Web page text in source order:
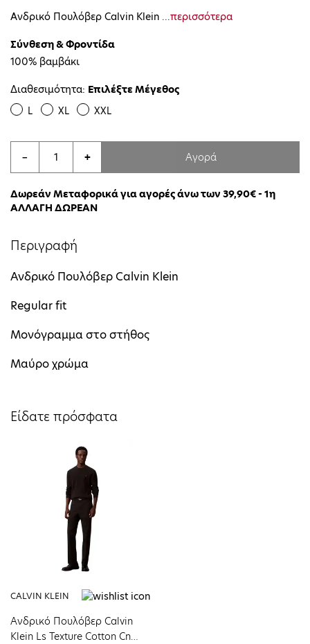
Ανδρικό Πουλόβερ Calvin Klein ...περισσότερα
Σύνθεση & Φροντίδα
100% βαμβάκι
Διαθεσιμότητα: Επιλέξτε Μέγεθος
L XL XXL
− + Αγορά
Δωρεάν Μεταφορικά για αγορές άνω των 39,90€ - 1η
ΑΛΛΑΓΗ ΔΩΡΕΑΝ
Περιγραφή
Ανδρικό Πουλόβερ Calvin Klein
Regular fit
Μονόγραμμα στο στήθος
Μαύρο χρώμα
Είδατε πρόσφατα
CALVIN KLEIN
Ανδρικό Πουλόβερ Calvin
Klein Ls Texture Cotton Cn